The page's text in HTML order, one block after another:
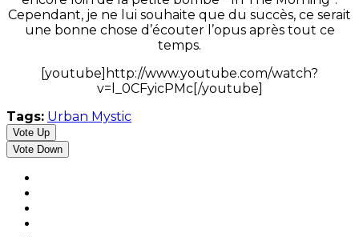
Cependant, je ne lui souhaite que du succès, ce serait
une bonne chose d’écouter l’opus après tout ce
temps.
[youtube]http://www.youtube.com/watch?
v=l_0CFyicPMc[/youtube]
Tags: Urban Mystic
Vote Up
Vote Down